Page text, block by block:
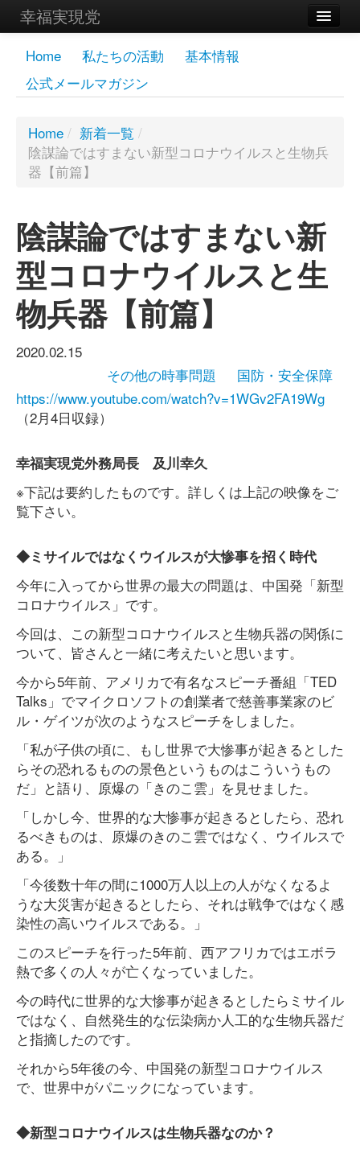
幸福実現党
メンバーズページ
党員
お問い合わせ
Home 私たちの活動
基本情報
公式メールマガジン
Home / 新着一覧 /
陰謀論ではすまない新型コロナウイルスと生物兵
器【前篇】
陰謀論ではすまない新
型コロナウイルスと生
物兵器【前篇】
2020.02.15
その他の時事問題
国防・安全保障
https://www.youtube.com/watch?v=1WGv2FA19Wg
（2月4日収録）
幸福実現党外務局長 及川幸久
※下記は要約したものです。詳しくは上記の映像をご
覧下さい。
◆ミサイルではなくウイルスが大惨事を招く時代
今年に入ってから世界の最大の問題は、中国発「新型
コロナウイルス」です。
今回は、この新型コロナウイルスと生物兵器の関係に
ついて、皆さんと一緒に考えたいと思います。
今から5年前、アメリカで有名なスピーチ番組「TED
Talks」でマイクロソフトの創業者で慈善事業家のビ
ル・ゲイツが次のようなスピーチをしました。
「私が子供の頃に、もし世界で大惨事が起きるとした
らその恐れるものの景色というものはこういうもの
だ」と語り、原爆の「きのこ雲」を見せました。
「しかし今、世界的な大惨事が起きるとしたら、恐れ
るべきものは、原爆のきのこ雲ではなく、ウイルスで
ある。」
「今後数十年の間に1000万人以上の人がなくなるよ
うな大災害が起きるとしたら、それは戦争ではなく感
染性の高いウイルスである。」
このスピーチを行った5年前、西アフリカではエボラ
熱で多くの人々が亡くなっていました。
今の時代に世界的な大惨事が起きるとしたらミサイル
ではなく、自然発生的な伝染病か人工的な生物兵器だ
と指摘したのです。
それから5年後の今、中国発の新型コロナウイルス
で、世界中がパニックになっています。
◆新型コロナウイルスは生物兵器なのか？